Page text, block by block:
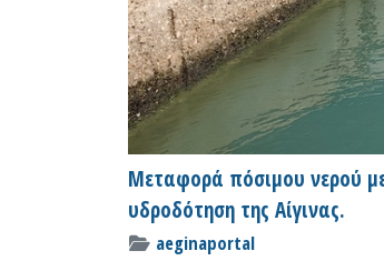
Μεταφορά πόσιμου νερού με
υδροδότηση της Αίγινας.
aeginaportal